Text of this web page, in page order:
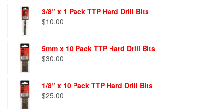
3/8” x 1 Pack TTP Hard Drill Bits
$10.00
5mm x 10 Pack TTP Hard Drill Bits
$30.00
1/8” x 10 Pack TTP Hard Drill Bits
$25.00